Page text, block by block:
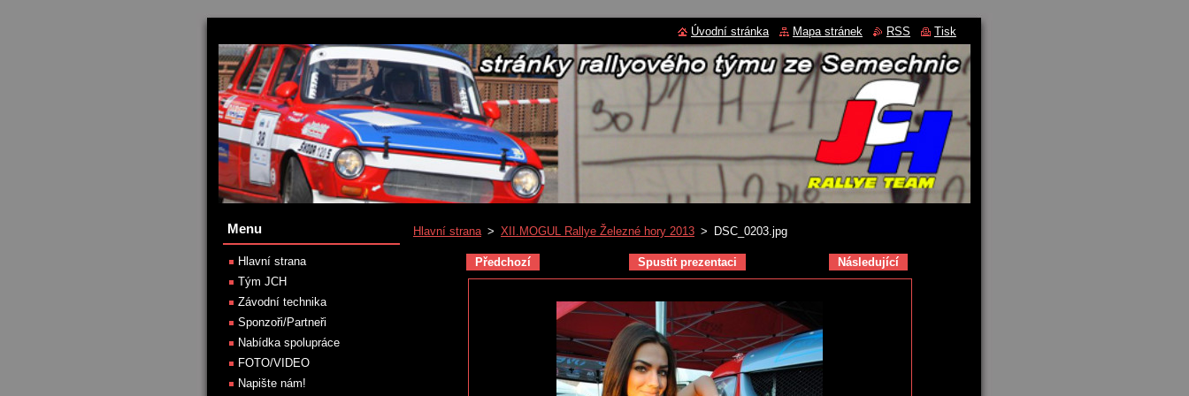
Hlavní strana > XII.MOGUL Rallye Železné hory 2013 > DSC_0203.jpg
Předchozí Spustit prezentaci Následující
Menu
Hlavní strana
Tým JCH
Závodní technika
Sponzoři/Partneři
Nabídka spolupráce
FOTO/VIDEO
Napište nám!
Úvodní stránka Mapa stránek RSS Tisk